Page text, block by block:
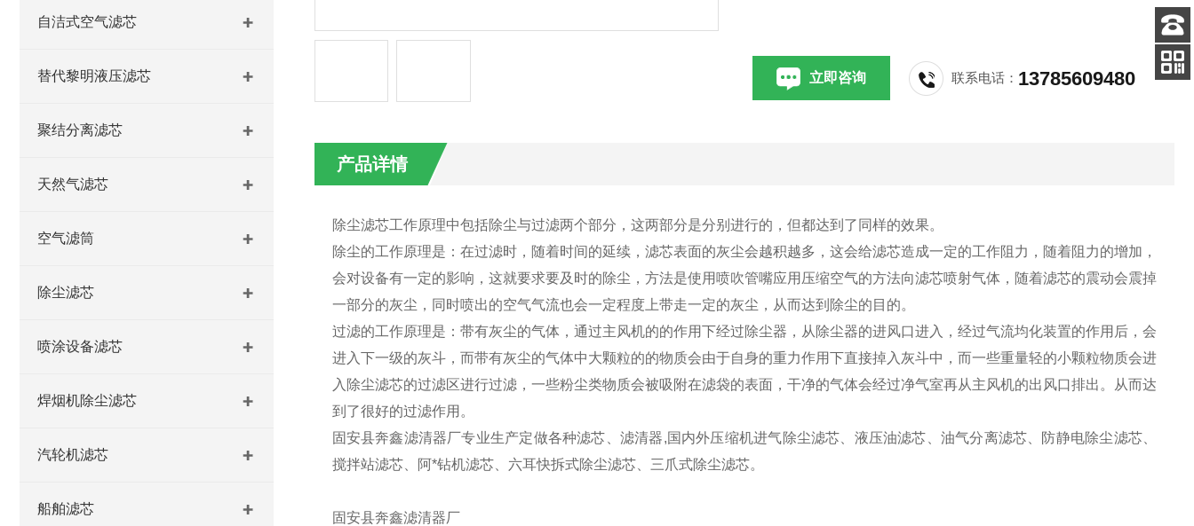
自洁式空气滤芯
替代黎明液压滤芯
聚结分离滤芯
天然气滤芯
空气滤筒
除尘滤芯
喷涂设备滤芯
焊烟机除尘滤芯
汽轮机滤芯
船舶滤芯
立即咨询 联系电话： 13785609480
产品详情
除尘滤芯工作原理中包括除尘与过滤两个部分，这两部分是分别进行的，但都达到了同样的效果。
除尘的工作原理是：在过滤时，随着时间的延续，滤芯表面的灰尘会越积越多，这会给滤芯造成一定的工作阻力，随着阻力的增加，
会对设备有一定的影响，这就要求要及时的除尘，方法是使用喷吹管嘴应用压缩空气的方法向滤芯喷射气体，随着滤芯的震动会震掉
一部分的灰尘，同时喷出的空气气流也会一定程度上带走一定的灰尘，从而达到除尘的目的。
过滤的工作原理是：带有灰尘的气体，通过主风机的的作用下经过除尘器，从除尘器的进风口进入，经过气流均化装置的作用后，会
进入下一级的灰斗，而带有灰尘的气体中大颗粒的的物质会由于自身的重力作用下直接掉入灰斗中，而一些重量轻的小颗粒物质会进
入除尘滤芯的过滤区进行过滤，一些粉尘类物质会被吸附在滤袋的表面，干净的气体会经过净气室再从主风机的出风口排出。从而达
到了很好的过滤作用。
固安县奔鑫滤清器厂专业生产定做各种滤芯、滤清器,国内外压缩机进气除尘滤芯、液压油滤芯、油气分离滤芯、防静电除尘滤芯、
搅拌站滤芯、阿*钻机滤芯、六耳快拆式除尘滤芯、三爪式除尘滤芯。
固安县奔鑫滤清器厂
客服
电话